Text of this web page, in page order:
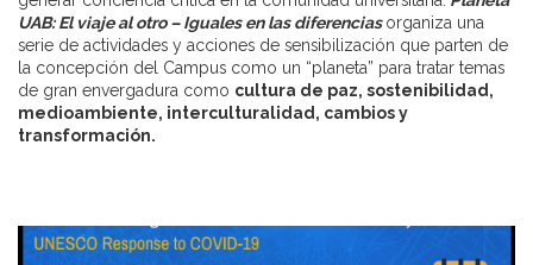
UAB: El viaje al otro – Iguales en las diferenciasorganiza una
serie de actividades y acciones de sensibilización que parten de
la concepción del Campus como un “planeta” para tratar temas
de gran envergadura como cultura de paz, sostenibilidad,
medioambiente, interculturalidad, cambios y
transformación.